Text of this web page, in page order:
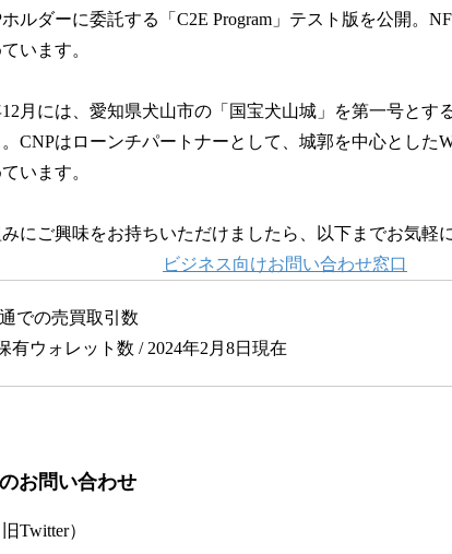
ルダーに委託する「C2E Program」テスト版を公開。
います。
12月には、愛知県犬山市の「国宝犬山城」を第一号とす
。CNPはローンチパートナーとして、城郭を中心とした
います。
にご興味をお持ちいただけましたら、以下までお気軽
ビジネス向けお問い合わせ窓口
での売買取引数
有ウォレット数 / 2024年2月8日現在
お問い合わせ
Twitter）